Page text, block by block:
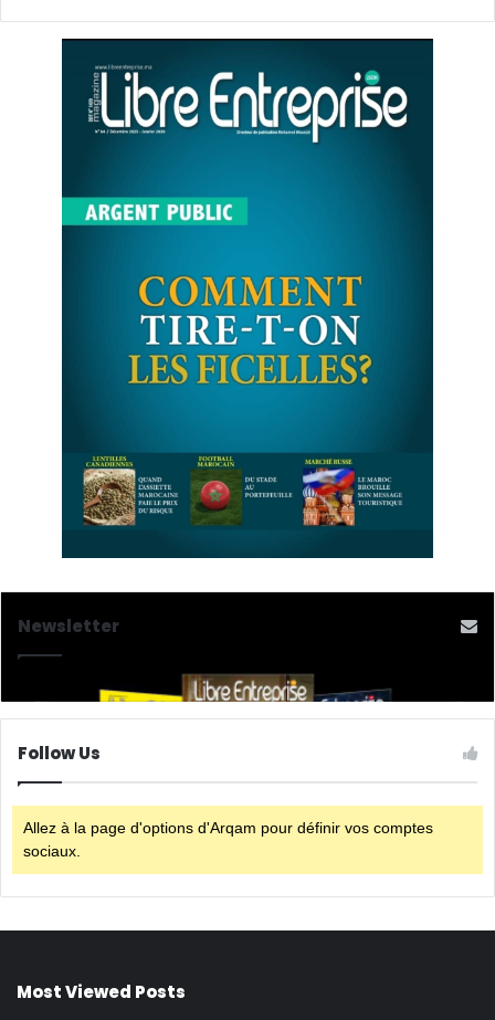
Newsletter
Follow Us
Allez à la page d'options d'Arqam pour définir vos comptes
sociaux.
Most Viewed Posts